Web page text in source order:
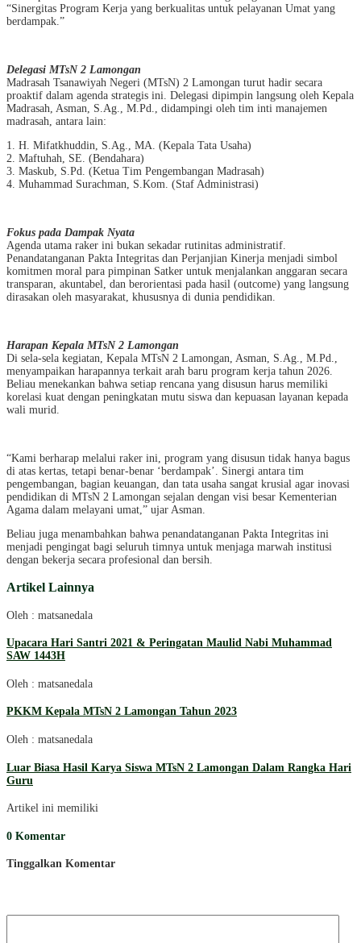
“Sinergitas Program Kerja yang berkualitas untuk pelayanan Umat yang
berdampak.”
Delegasi MTsN 2 Lamongan
Madrasah Tsanawiyah Negeri (MTsN) 2 Lamongan turut hadir secara
proaktif dalam agenda strategis ini. Delegasi dipimpin langsung oleh Kepala
Madrasah, Asman, S.Ag., M.Pd., didampingi oleh tim inti manajemen
madrasah, antara lain:
1. H. Mifatkhuddin, S.Ag., MA. (Kepala Tata Usaha)
2. Maftuhah, SE. (Bendahara)
3. Maskub, S.Pd. (Ketua Tim Pengembangan Madrasah)
4. Muhammad Surachman, S.Kom. (Staf Administrasi)
Fokus pada Dampak Nyata
Agenda utama raker ini bukan sekadar rutinitas administratif.
Penandatanganan Pakta Integritas dan Perjanjian Kinerja menjadi simbol
komitmen moral para pimpinan Satker untuk menjalankan anggaran secara
transparan, akuntabel, dan berorientasi pada hasil (outcome) yang langsung
dirasakan oleh masyarakat, khususnya di dunia pendidikan.
Harapan Kepala MTsN 2 Lamongan
Di sela-sela kegiatan, Kepala MTsN 2 Lamongan, Asman, S.Ag., M.Pd.,
menyampaikan harapannya terkait arah baru program kerja tahun 2026.
Beliau menekankan bahwa setiap rencana yang disusun harus memiliki
korelasi kuat dengan peningkatan mutu siswa dan kepuasan layanan kepada
wali murid.
“Kami berharap melalui raker ini, program yang disusun tidak hanya bagus
di atas kertas, tetapi benar-benar ‘berdampak’. Sinergi antara tim
pengembangan, bagian keuangan, dan tata usaha sangat krusial agar inovasi
pendidikan di MTsN 2 Lamongan sejalan dengan visi besar Kementerian
Agama dalam melayani umat,” ujar Asman.
Beliau juga menambahkan bahwa penandatanganan Pakta Integritas ini
menjadi pengingat bagi seluruh timnya untuk menjaga marwah institusi
dengan bekerja secara profesional dan bersih.
Artikel Lainnya
Oleh : matsanedala
Upacara Hari Santri 2021 & Peringatan Maulid Nabi Muhammad
SAW 1443H
Oleh : matsanedala
PKKM Kepala MTsN 2 Lamongan Tahun 2023
Oleh : matsanedala
Luar Biasa Hasil Karya Siswa MTsN 2 Lamongan Dalam Rangka Hari
Guru
Artikel ini memiliki
0 Komentar
Tinggalkan Komentar